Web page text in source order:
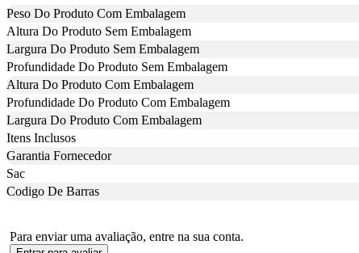
Peso Do Produto Com Embalagem
Altura Do Produto Sem Embalagem
Largura Do Produto Sem Embalagem
Profundidade Do Produto Sem Embalagem
Altura Do Produto Com Embalagem
Profundidade Do Produto Com Embalagem
Largura Do Produto Com Embalagem
Itens Inclusos
Garantia Fornecedor
Sac
Codigo De Barras
Para enviar uma avaliação, entre na sua conta.